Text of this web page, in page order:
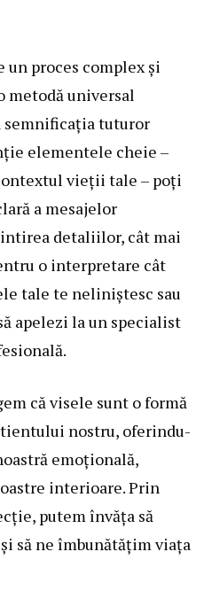
proces complex și
metodă universal
semnificația tuturor
elementele cheie –
vieții tale – poți
a mesajelor
detaliilor, cât mai
o interpretare cât
tale te neliniștesc sau
apelezi la un specialist
că visele sunt o formă
nostru, oferindu-
emoțională,
interioare. Prin
putem învăța să
să ne îmbunătățim viața